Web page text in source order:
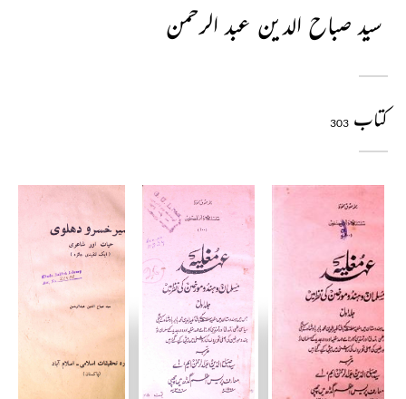
سید صباح الدین عبد الرحمن
کتاب 303